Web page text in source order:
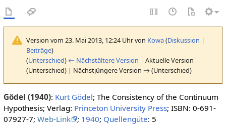
Version vom 23. Mai 2013, 12:24 Uhr von Kowa(Diskussion |
Beiträge)
(Unterschied) ← Nächstältere Version | Aktuelle Version
(Unterschied) | Nächstjüngere Version → (Unterschied)
Gödel (1940): Kurt Gödel; The Consistency of the Continuum
Hypothesis; Verlag: Princeton University Press; ISBN: 0-691-
07927-7; Web-Link ; 1940; Quellengüte: 5